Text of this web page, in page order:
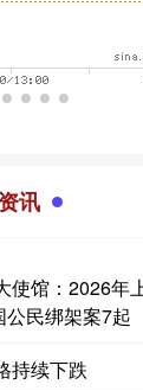
讯
馆：2026年
民绑架案7起
持续下跌